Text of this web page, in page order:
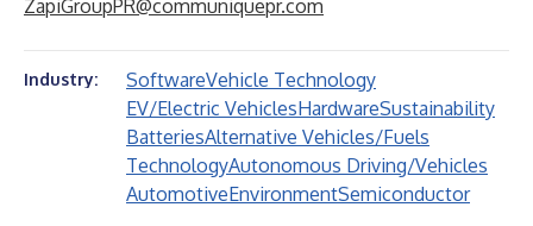
ZapiGroupPR@communiquepr.com
Industry: SoftwareVehicle Technology
EV/Electric VehiclesHardwareSustainability
BatteriesAlternative Vehicles/Fuels
TechnologyAutonomous Driving/Vehicles
AutomotiveEnvironmentSemiconductor